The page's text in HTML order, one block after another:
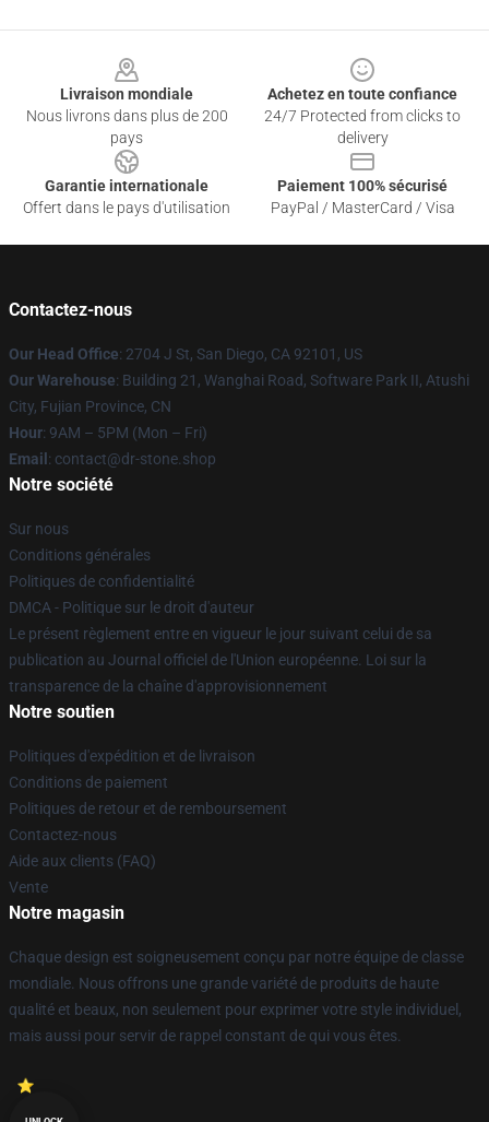
Livraison mondiale
Nous livrons dans plus de 200
pays
Achetez en toute confiance
24/7 Protected from clicks to
delivery
Garantie internationale
Offert dans le pays d'utilisation
Paiement 100% sécurisé
PayPal / MasterCard / Visa
Contactez-nous
Our Head Office: 2704 J St, San Diego, CA 92101, US
Our Warehouse: Building 21, Wanghai Road, Software Park II, Atushi
City, Fujian Province, CN
Hour: 9AM – 5PM (Mon – Fri)
Email : contact@dr-stone.shop
Notre société
Sur nous
Conditions générales
Politiques de confidentialité
DMCA - Politique sur le droit d'auteur
Le présent règlement entre en vigueur le jour suivant celui de sa
publication au Journal officiel de l'Union européenne. Loi sur la
transparence de la chaîne d'approvisionnement
Notre soutien
Politiques d'expédition et de livraison
Conditions de paiement
Politiques de retour et de remboursement
Contactez-nous
Aide aux clients (FAQ)
Vente
Notre magasin
Chaque design est soigneusement conçu par notre équipe de classe
mondiale. Nous offrons une grande variété de produits de haute
qualité et beaux, non seulement pour exprimer votre style individuel,
mais aussi pour servir de rappel constant de qui vous êtes.